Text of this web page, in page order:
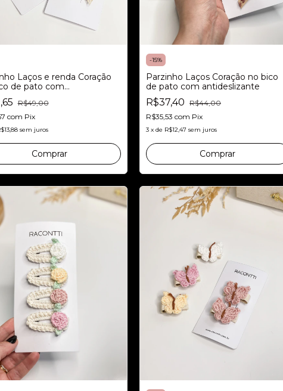
Laços e renda Coração
de pato com
R$49,00
com Pix
sem juros
Comprar
-15%
Parzinho Laços Coração no bico
de pato com antideslizante
R$37,40 R$44,00
R$35,53 com Pix
3 x de R$12,47 sem juros
Comprar